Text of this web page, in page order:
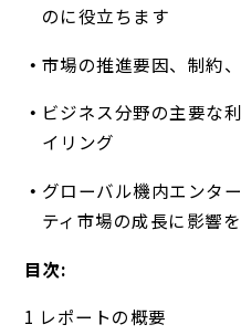
のに役立ちます
市場の推進要因、制約
ビジネス分野の主要な
イリング
グローバル機内エンタ
ティ市場の成長に影響
目次:
1 レポートの概要